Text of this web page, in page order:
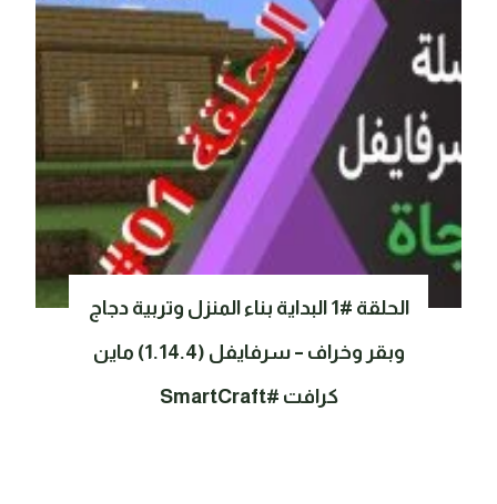
الحلقة #1 البداية بناء المنزل وتربية دجاج
وبقر وخراف – سرفايفل (1.14.4) ماين
كرافت #SmartCraft